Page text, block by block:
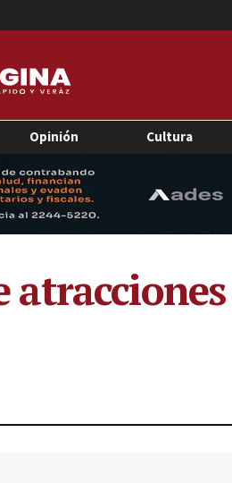
Opinión Cultura